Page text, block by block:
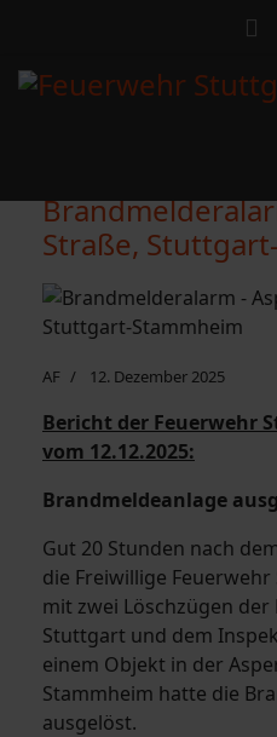
Straße,
AF 12. Dezember 2025
Bericht der Feuerwehr
vom 12.12.2025:
Brandmeldeanlage
Gut 20 Stunden nach
die Freiwillige
mit zwei Löschzügen
Stuttgart und dem
einem Objekt in der
Stammheim hatte die
ausgelöst.